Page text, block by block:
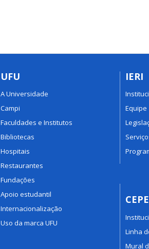
UFU
A Universidade
Campi
Faculdades e Institutos
Bibliotecas
Hospitais
Restaurantes
Fundações
Apoio estudantil
Internacionalização
Uso da marca UFU
IERI
Equipe
Linha
Mural